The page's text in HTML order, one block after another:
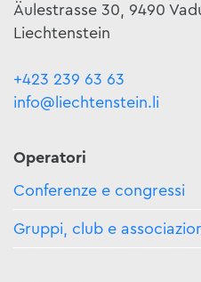
Äulestrasse 30, 9490
Liechtenstein
+423 239 63 63
info@liechtenstein.li
Operatori
Conferenze e congressi
Gruppi, club e